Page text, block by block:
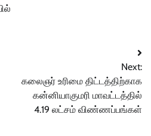
Next:
கலைஞர் உரிமை திட்டத்திற்காக
கன்னியாகுமரி மாவட்டத்தில்
4.19 லட்சம் விண்ணப்பங்கள்